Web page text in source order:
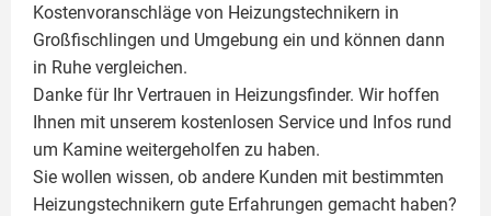
Kostenvoranschläge von Heizungstechnikern in
Großfischlingen und Umgebung ein und können dann
in Ruhe vergleichen.
Danke für Ihr Vertrauen in Heizungsfinder. Wir hoffen
Ihnen mit unserem kostenlosen Service und Infos rund
um Kamine weitergeholfen zu haben.
Sie wollen wissen, ob andere Kunden mit bestimmten
Heizungstechnikern gute Erfahrungen gemacht haben?